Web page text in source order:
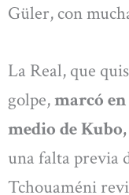
Güler, con
La Real, que
golpe,marcó
medio de Kubo,
una falta previa
Tchouaméni